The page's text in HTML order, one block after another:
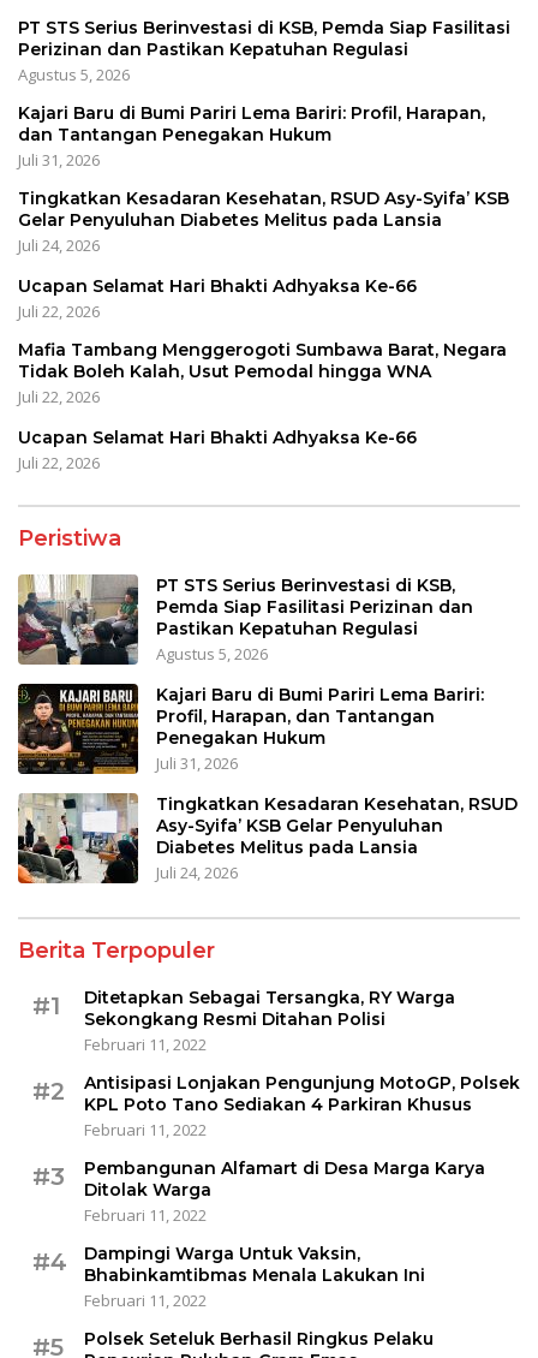
PT STS Serius Berinvestasi di KSB, Pemda Siap Fasilitasi
Perizinan dan Pastikan Kepatuhan Regulasi
Agustus 5, 2026
Kajari Baru di Bumi Pariri Lema Bariri: Profil, Harapan,
dan Tantangan Penegakan Hukum
Juli 31, 2026
Tingkatkan Kesadaran Kesehatan, RSUD Asy-Syifa’ KSB
Gelar Penyuluhan Diabetes Melitus pada Lansia
Juli 24, 2026
Ucapan Selamat Hari Bhakti Adhyaksa Ke-66
Juli 22, 2026
Mafia Tambang Menggerogoti Sumbawa Barat, Negara
Tidak Boleh Kalah, Usut Pemodal hingga WNA
Juli 22, 2026
Ucapan Selamat Hari Bhakti Adhyaksa Ke-66
Juli 22, 2026
Peristiwa
PT STS Serius Berinvestasi di KSB,
Pemda Siap Fasilitasi Perizinan dan
Pastikan Kepatuhan Regulasi
Agustus 5, 2026
Kajari Baru di Bumi Pariri Lema Bariri:
Profil, Harapan, dan Tantangan
Penegakan Hukum
Juli 31, 2026
Tingkatkan Kesadaran Kesehatan, RSUD
Asy-Syifa’ KSB Gelar Penyuluhan
Diabetes Melitus pada Lansia
Juli 24, 2026
Berita Terpopuler
#1
Ditetapkan Sebagai Tersangka, RY Warga
Sekongkang Resmi Ditahan Polisi
Februari 11, 2022
#2
Antisipasi Lonjakan Pengunjung MotoGP, Polsek
KPL Poto Tano Sediakan 4 Parkiran Khusus
Februari 11, 2022
#3
Pembangunan Alfamart di Desa Marga Karya
Ditolak Warga
Februari 11, 2022
#4
Dampingi Warga Untuk Vaksin,
Bhabinkamtibmas Menala Lakukan Ini
Februari 11, 2022
#5
Polsek Seteluk Berhasil Ringkus Pelaku